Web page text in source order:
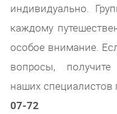
индивидуально.
каждому
особое внимание.
вопросы,
наших специалистов
07-72